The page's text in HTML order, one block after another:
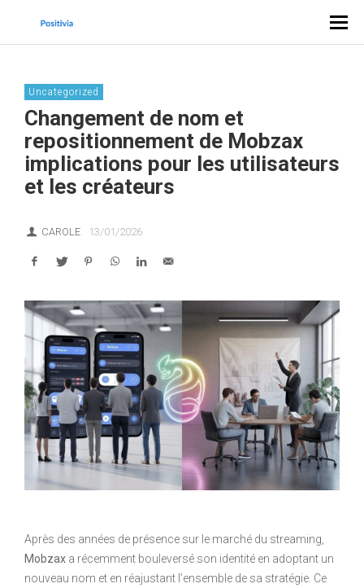
Uncategorized
Changement de nom et
repositionnement de Mobzax
implications pour les utilisateurs
et les créateurs
CAROLE 13/01/2026
Après des années de présence sur le marché du streaming,
Mobzax a récemment bouleversé son identité en adoptant un
nouveau nom et en réajustant l’ensemble de sa stratégie. Ce